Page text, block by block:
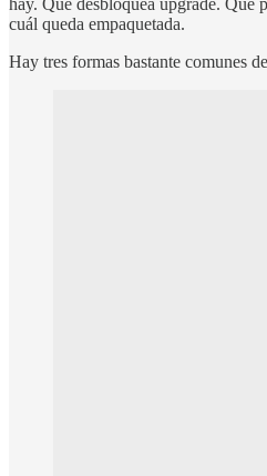
hay. Qué desbloquea upgrade. Qué
cuál queda empaquetada.
Hay tres formas bastante comunes